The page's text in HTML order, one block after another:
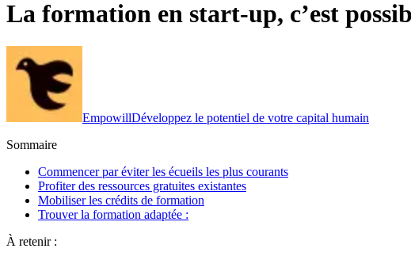
La formation en start-up, c’est
EmpowillDéveloppez le potentiel de votre capital humain
Sommaire
Commencer par éviter les écueils les plus courants
Profiter des ressources gratuites existantes
Mobiliser les crédits de formation
Trouver la formation adaptée :
À retenir :